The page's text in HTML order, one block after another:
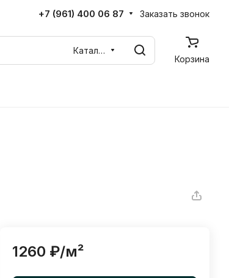
+7 (961) 400 06 87 Заказать звонок
Каталог
Корзина
1260 ₽/м²